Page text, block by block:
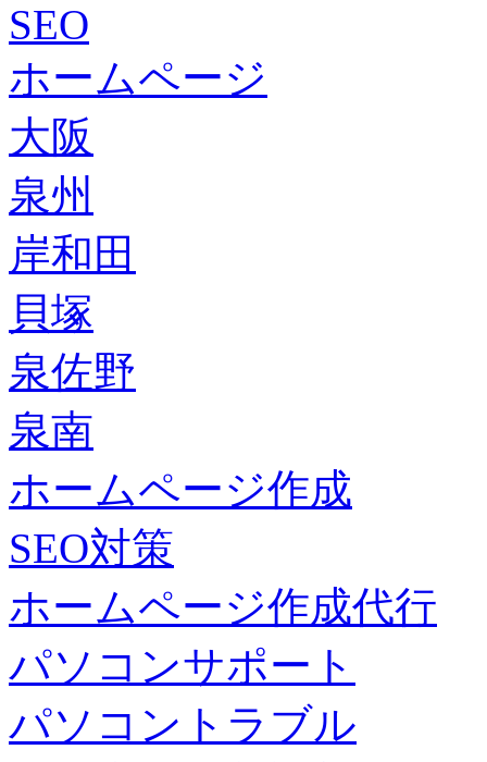
SEO
ホームページ
大阪
泉州
岸和田
貝塚
泉佐野
泉南
ホームページ作成
SEO対策
ホームページ作成代行
パソコンサポート
パソコントラブル